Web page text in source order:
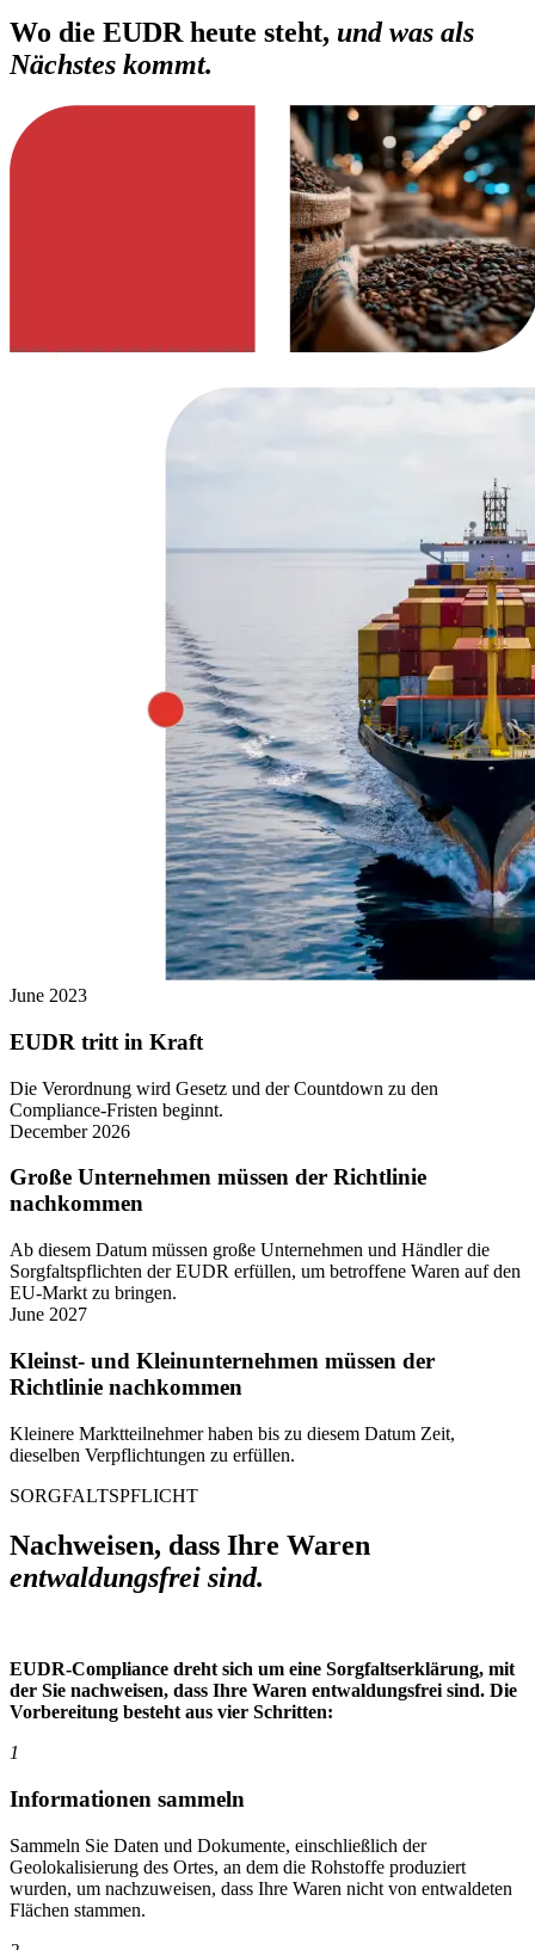
Wo die EUDR heute steht, und was als
Nächstes kommt.
June 2023
EUDR tritt in Kraft
Die Verordnung wird Gesetz und der Countdown zu den
Compliance-Fristen beginnt.
December 2026
Große Unternehmen müssen der Richtlinie
nachkommen
Ab diesem Datum müssen große Unternehmen und Händler die
Sorgfaltspflichten der EUDR erfüllen, um betroffene Waren auf den
EU-Markt zu bringen.
June 2027
Kleinst- und Kleinunternehmen müssen der
Richtlinie nachkommen
Kleinere Marktteilnehmer haben bis zu diesem Datum Zeit,
dieselben Verpflichtungen zu erfüllen.
SORGFALTSPFLICHT
Nachweisen, dass Ihre Waren
entwaldungsfrei sind.
EUDR-Compliance dreht sich um eine Sorgfaltserklärung, mit
der Sie nachweisen, dass Ihre Waren entwaldungsfrei sind. Die
Vorbereitung besteht aus vier Schritten:
1
Informationen sammeln
Sammeln Sie Daten und Dokumente, einschließlich der
Geolokalisierung des Ortes, an dem die Rohstoffe produziert
wurden, um nachzuweisen, dass Ihre Waren nicht von entwaldeten
Flächen stammen.